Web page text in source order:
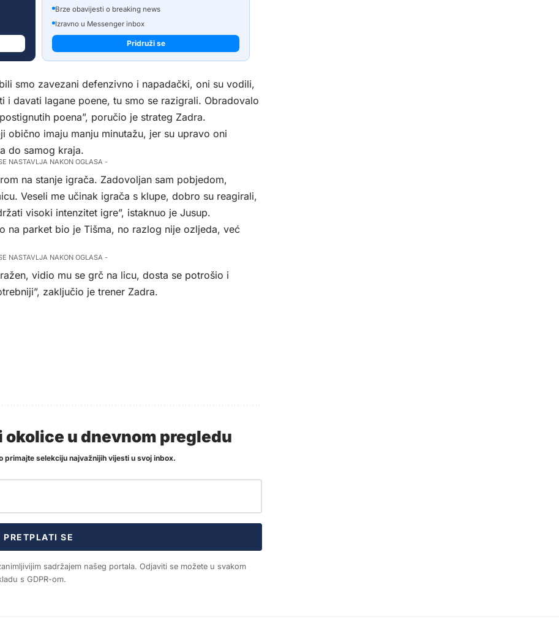
Brze obavijesti o breaking news
Izravno u Messenger inbox
Pridruži se
smo zavezani defenzivno i napadački, oni su vodili,
i davati lagane poene, tu smo se razigrali. Obradovalo
poena”, poručio je strateg Zadra.
obično imaju manju minutažu, jer su upravo oni
do samog kraja.
NASTAVLJA NAKON OGLASA -
na stanje igrača. Zadovoljan sam pobjedom,
Veseli me učinak igrača s klupe, dobro su reagirali,
visoki intenzitet igre”, istaknuo je Jusup.
na parket bio je Tišma, no razlog nije ozljeda, već
NASTAVLJA NAKON OGLASA -
vidio mu se grč na licu, dosta se potrošio i
zaključio je trener Zadra.
okolice u dnevnom pregledu
selekciju najvažnijih vijesti u svoj inbox.
PRETPLATI SE
sadržajem našeg portala. Odjaviti se možete u svakom
s GDPR-om.